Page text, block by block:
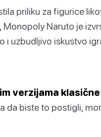
priliku za figurice
Naruto je
i uzbudljivo iskustvo
verzijama
da biste to postigli,